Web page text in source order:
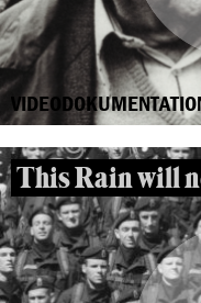
This Rain will